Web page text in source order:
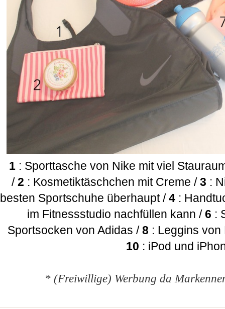
1 : Sporttasche von Nike mit viel
/2 : Kosmetiktäschchen mit Creme /3 :
besten Sportschuhe überhaupt /4 :
im Fitnessstudio nachfüllen kann /6 :
Sportsocken von Adidas /8 : Leggins
10 : iPod und
* (Freiwillige) Werbung da